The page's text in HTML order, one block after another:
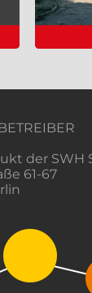
JÜTERBOG
TAKTEN
der SWH
61-67